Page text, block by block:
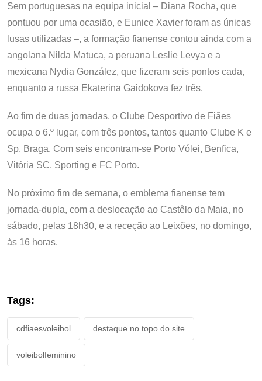
Sem portuguesas na equipa inicial – Diana Rocha, que
pontuou por uma ocasião, e Eunice Xavier foram as únicas
lusas utilizadas –, a formação fianense contou ainda com a
angolana Nilda Matuca, a peruana Leslie Levya e a
mexicana Nydia González, que fizeram seis pontos cada,
enquanto a russa Ekaterina Gaidokova fez três.
Ao fim de duas jornadas, o Clube Desportivo de Fiães
ocupa o 6.º lugar, com três pontos, tantos quanto Clube K e
Sp. Braga. Com seis encontram-se Porto Vólei, Benfica,
Vitória SC, Sporting e FC Porto.
No próximo fim de semana, o emblema fianense tem
jornada-dupla, com a deslocação ao Castêlo da Maia, no
sábado, pelas 18h30, e a receção ao Leixões, no domingo,
às 16 horas.
Tags:
cdfiaesvoleibol destaque no topo do site
voleibolfeminino